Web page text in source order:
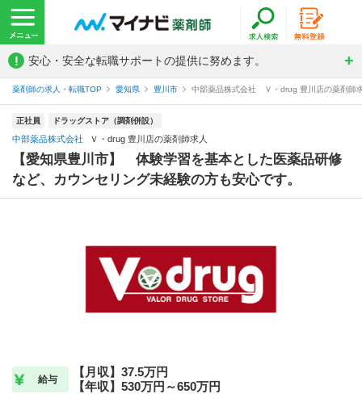
! 安心・安全な転職サポートの提供に努めます。
薬剤師の求人・転職TOP 愛知県 豊川市 中部薬品株式会社 Ｖ・drug 豊川店の薬剤師
正社員 ドラッグストア（調剤併設）
中部薬品株式会社 Ｖ・drug 豊川店の薬剤師求人
【愛知県豊川市】 体験学習を基本とした医薬品研修
など、カウンセリング未経験の方も安心です。
給与
【月収】37.5万円
【年収】530万円～650万円